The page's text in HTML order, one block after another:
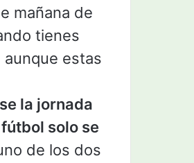
mañana de
tienes
estas
la jornada
solo se
de los dos